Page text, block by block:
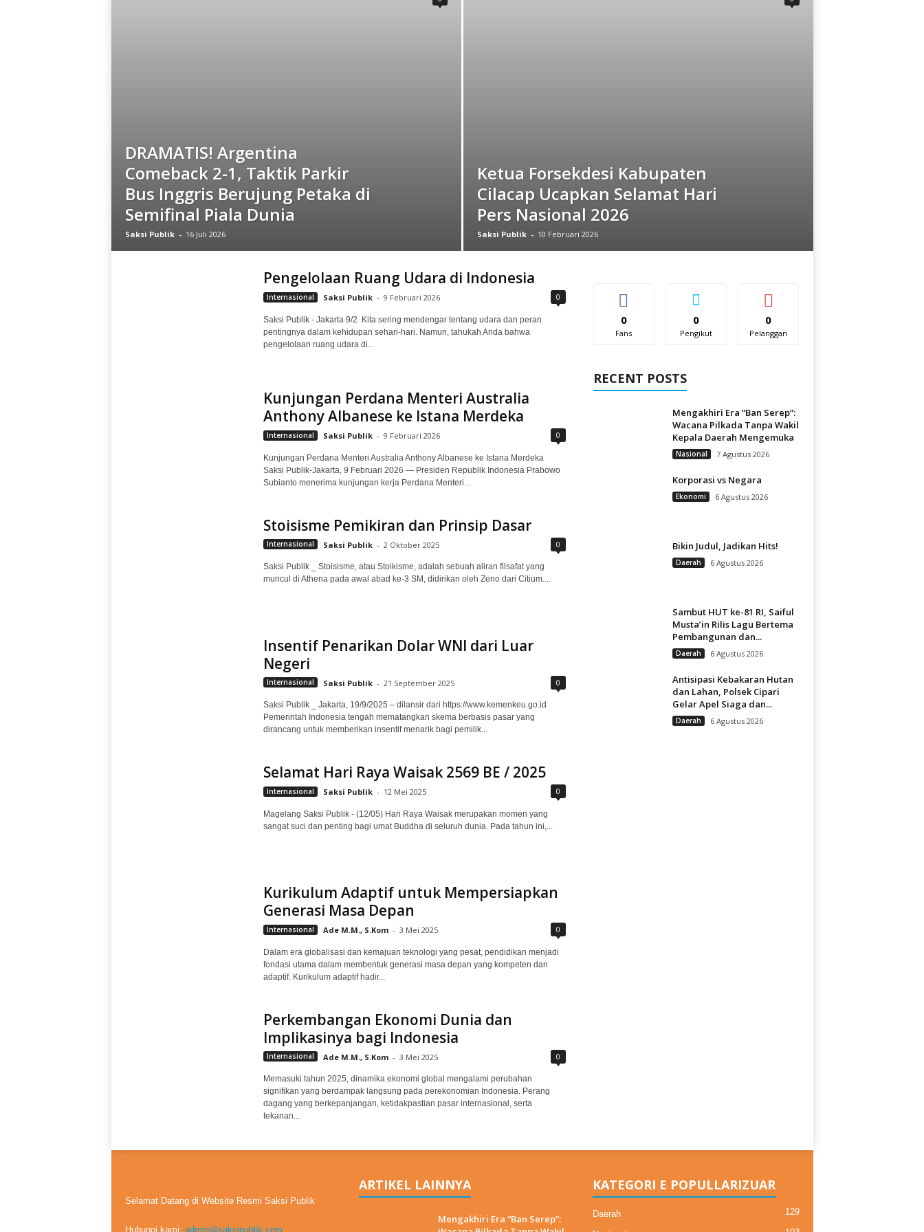
DRAMATIS! Argentina
Comeback 2-1, Taktik Parkir
Bus Inggris Berujung Petaka di
Semifinal Piala Dunia
Saksi Publik - 16 Juli 2026
Ketua Forsekdesi Kabupaten
Cilacap Ucapkan Selamat Hari
Pers Nasional 2026
Saksi Publik - 10 Februari 2026
Pengelolaan Ruang Udara di Indonesia
Internasional Saksi Publik - 9 Februari 2026 0
Saksi Publik - Jakarta 9/2 Kita sering mendengar tentang udara dan peran
pentingnya dalam kehidupan sehari-hari. Namun, tahukah Anda bahwa
pengelolaan ruang udara di...
Kunjungan Perdana Menteri Australia
Anthony Albanese ke Istana Merdeka
Internasional Saksi Publik - 9 Februari 2026 0
Kunjungan Perdana Menteri Australia Anthony Albanese ke Istana Merdeka
Saksi Publik-Jakarta, 9 Februari 2026 — Presiden Republik Indonesia Prabowo
Subianto menerima kunjungan kerja Perdana Menteri...
Stoisisme Pemikiran dan Prinsip Dasar
Internasional Saksi Publik - 2 Oktober 2025 0
Saksi Publik _ Stoisisme, atau Stoikisme, adalah sebuah aliran filsafat yang
muncul di Athena pada awal abad ke-3 SM, didirikan oleh Zeno dari Citium....
Insentif Penarikan Dolar WNI dari Luar
Negeri
Internasional Saksi Publik - 21 September 2025 0
Saksi Publik _ Jakarta, 19/9/2025 – dilansir dari https://www.kemenkeu.go.id
Pemerintah Indonesia tengah mematangkan skema berbasis pasar yang
dirancang untuk memberikan insentif menarik bagi pemilik...
Selamat Hari Raya Waisak 2569 BE / 2025
Internasional Saksi Publik - 12 Mei 2025 0
Magelang Saksi Publik - (12/05) Hari Raya Waisak merupakan momen yang
sangat suci dan penting bagi umat Buddha di seluruh dunia. Pada tahun ini,...
Kurikulum Adaptif untuk Mempersiapkan
Generasi Masa Depan
Internasional Ade M.M., S.Kom - 3 Mei 2025 0
Dalam era globalisasi dan kemajuan teknologi yang pesat, pendidikan menjadi
fondasi utama dalam membentuk generasi masa depan yang kompeten dan
adaptif. Kurikulum adaptif hadir...
Perkembangan Ekonomi Dunia dan
Implikasinya bagi Indonesia
Internasional Ade M.M., S.Kom - 3 Mei 2025 0
Memasuki tahun 2025, dinamika ekonomi global mengalami perubahan
signifikan yang berdampak langsung pada perekonomian Indonesia. Perang
dagang yang berkepanjangan, ketidakpastian pasar internasional, serta
tekanan...
0
Fans
0
Pengikut
0
Pelanggan
RECENT POSTS
Mengakhiri Era “Ban Serep”:
Wacana Pilkada Tanpa Wakil
Kepala Daerah Mengemuka
Nasional 7 Agustus 2026
Korporasi vs Negara
Ekonomi 6 Agustus 2026
Bikin Judul, Jadikan Hits!
Daerah 6 Agustus 2026
Sambut HUT ke-81 RI, Saiful
Musta’in Rilis Lagu Bertema
Pembangunan dan...
Daerah 6 Agustus 2026
Antisipasi Kebakaran Hutan
dan Lahan, Polsek Cipari
Gelar Apel Siaga dan...
Daerah 6 Agustus 2026
Selamat Datang di Website Resmi Saksi Publik
Hubungi kami: admin@saksipublik.com
ARTIKEL LAINNYA
Mengakhiri Era “Ban Serep”:
KATEGORI E POPULLARIZUAR
Daerah 129